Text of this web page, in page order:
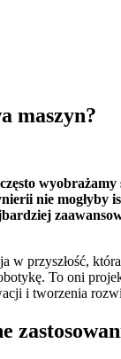
maszyn?
nie mogłyby
w przyszłość,
To oni
i tworzenia